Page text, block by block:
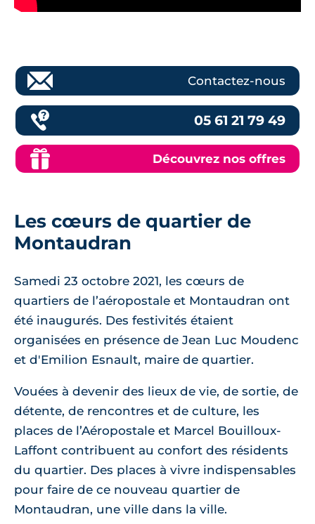
Contactez-nous
05 61 21 79 49
Découvrez nos offres
Les cœurs de quartier de
Montaudran
Samedi 23 octobre 2021, les cœurs de
quartiers de l’aéropostale et Montaudran ont
été inaugurés. Des festivités étaient
organisées en présence de Jean Luc Moudenc
et d'Emilion Esnault, maire de quartier.
Vouées à devenir des lieux de vie, de sortie, de
détente, de rencontres et de culture, les
places de l’Aéropostale et Marcel Bouilloux-
Laffont contribuent au confort des résidents
du quartier. Des places à vivre indispensables
pour faire de ce nouveau quartier de
Montaudran, une ville dans la ville.